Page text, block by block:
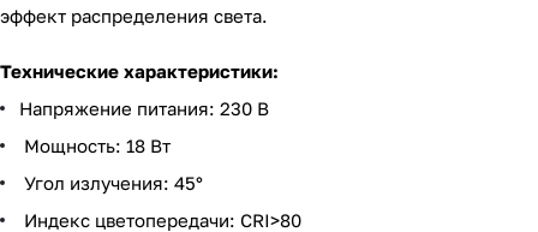
эффект распределения света.
Технические характеристики:
Напряжение питания: 230 В
Мощность: 18 Вт
Угол излучения: 45°
Индекс цветопередачи: CRI>80